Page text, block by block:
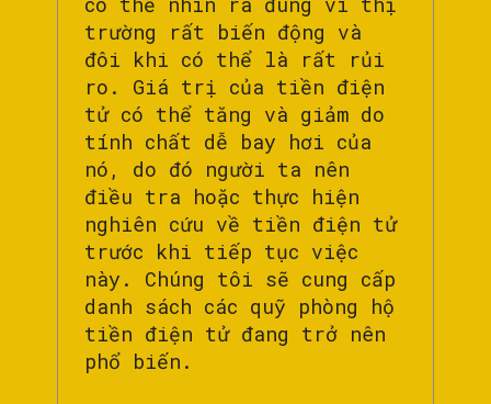
trường rất biến động và
đôi khi có thể là rất rủi
ro. Giá trị của tiền điện
tử có thể tăng và giảm do
tính chất dễ bay hơi của
nó, do đó người ta nên
điều tra hoặc thực hiện
nghiên cứu về tiền điện tử
trước khi tiếp tục việc
này. Chúng tôi sẽ cung cấp
danh sách các quỹ phòng hộ
tiền điện tử đang trở nên
phổ biến.